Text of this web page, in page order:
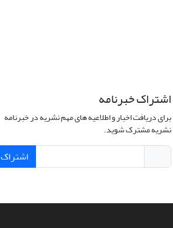
اشتراک خبرنامه
برای دریافت اخبار و اطلاعیه های مهم نشریه در خبرنامه
نشریه مشترک شوید.
اشتراک